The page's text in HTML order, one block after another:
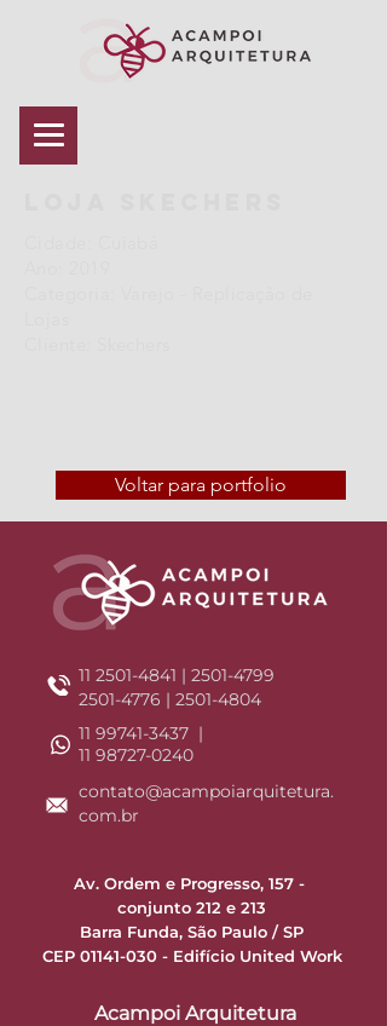
Voltar para portfolio
11 2501-4841 | 2501-4799
2501-4776 | 2501-4804
11 98727-0240
11 99741-3437 |
contato@acampoiarquitetura.
com.br
Av. Ordem e Progresso, 157 -
conjunto 212 e 213
Barra Funda, São Paulo / SP
CEP 01141-030 - Edifício United Work
Acampoi Arquitetura